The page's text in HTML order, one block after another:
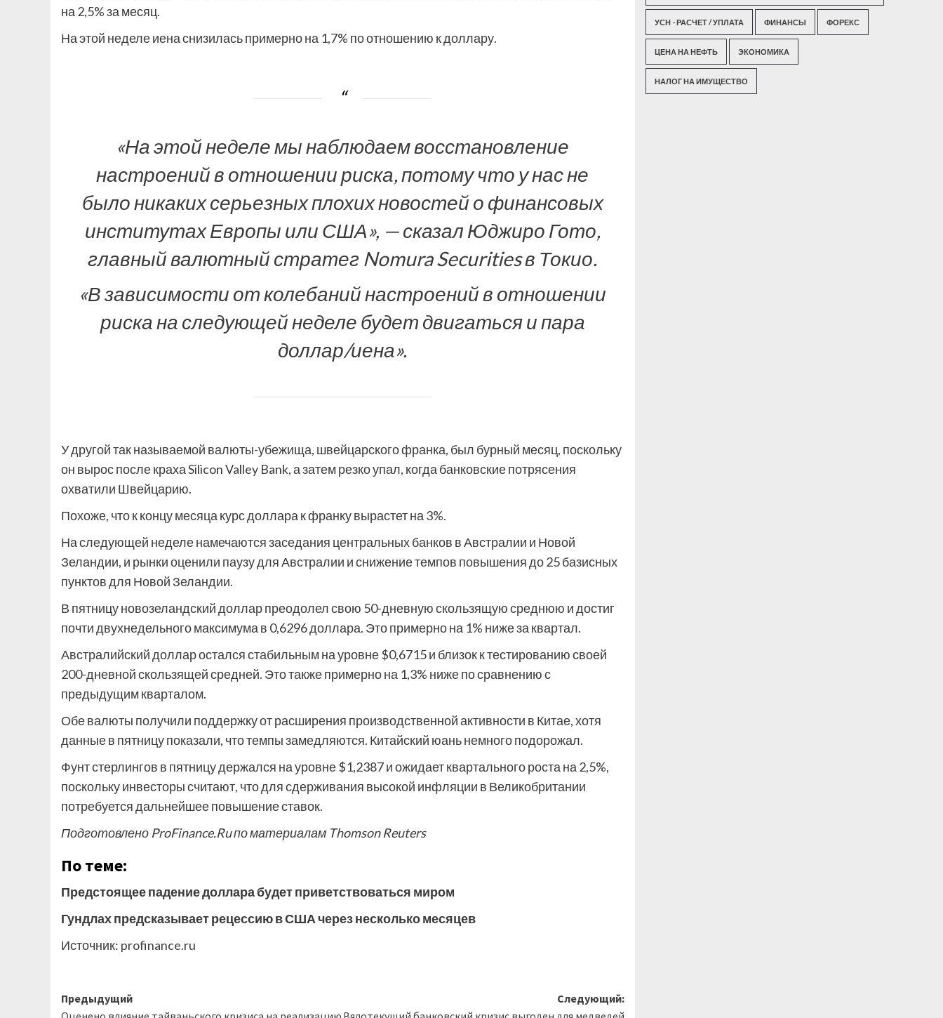
на 2,5% за месяц.
На этой неделе иена снизилась примерно на 1,7% по отношению к доллару.
«На этой неделе мы наблюдаем восстановление
настроений в отношении риска, потому что у нас не
было никаких серьезных плохих новостей о финансовых
институтах Европы или США», — сказал Юджиро Гото,
главный валютный стратег Nomura Securities в Токио.
«В зависимости от колебаний настроений в отношении
риска на следующей неделе будет двигаться и пара
доллар/иена».
У другой так называемой валюты-убежища, швейцарского франка, был бурный месяц, поскольку
он вырос после краха Silicon Valley Bank, а затем резко упал, когда банковские потрясения
охватили Швейцарию.
Похоже, что к концу месяца курс доллара к франку вырастет на 3%.
На следующей неделе намечаются заседания центральных банков в Австралии и Новой
Зеландии, и рынки оценили паузу для Австралии и снижение темпов повышения до 25 базисных
пунктов для Новой Зеландии.
В пятницу новозеландский доллар преодолел свою 50-дневную скользящую среднюю и достиг
почти двухнедельного максимума в 0,6296 доллара. Это примерно на 1% ниже за квартал.
Австралийский доллар остался стабильным на уровне $0,6715 и близок к тестированию своей
200-дневной скользящей средней. Это также примерно на 1,3% ниже по сравнению с
предыдущим кварталом.
Обе валюты получили поддержку от расширения производственной активности в Китае, хотя
данные в пятницу показали, что темпы замедляются. Китайский юань немного подорожал.
Фунт стерлингов в пятницу держался на уровне $1,2387 и ожидает квартального роста на 2,5%,
поскольку инвесторы считают, что для сдерживания высокой инфляции в Великобритании
потребуется дальнейшее повышение ставок.
Подготовлено ProFinance.Ru по материалам Thomson Reuters
По теме:
Предстоящее падение доллара будет приветствоваться миром
Гундлах предсказывает рецессию в США через несколько месяцев
Источник: profinance.ru
Навигация
Предыдущий
Следующий:
УСН - РАСЧЕТ / УПЛАТА ФИНАНСЫ ФОРЕКС
ЦЕНА НА НЕФТЬ ЭКОНОМИКА
НАЛОГ НА ИМУЩЕСТВО